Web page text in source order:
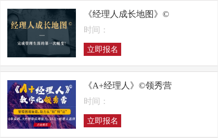
《经理人成长地图》©
时间：
立即报名
《A+经理人》©领秀营
时间：
立即报名